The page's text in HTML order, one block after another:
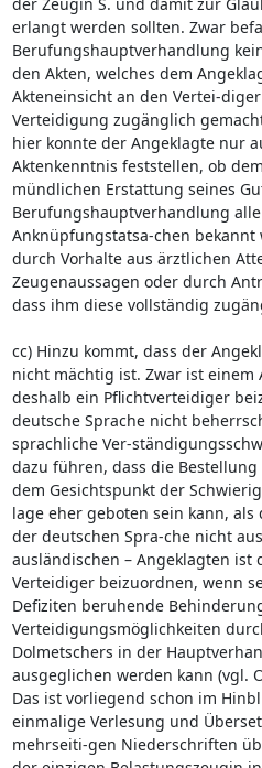
erlangt werden sollten. Zwar
Berufungshauptverhandlung
den Akten, welches dem
Akteneinsicht an den Vertei-
Verteidigung zugänglich
hier konnte der Angeklagte nur
Aktenkenntnis feststellen, ob
mündlichen Erstattung seines
Berufungshauptverhandlung
Anknüpfungstatsa-chen
durch Vorhalte aus ärztlichen
Zeugenaussagen oder durch
dass ihm diese vollständig
cc) Hinzu kommt, dass der
nicht mächtig ist. Zwar ist
deshalb ein Pflichtverteidiger
deutsche Sprache nicht
sprachliche Ver-
dazu führen, dass die
dem Gesichtspunkt der
lage eher geboten sein kann, als
der deutschen Spra-che nicht
ausländischen – Angeklagten ist
Verteidiger beizuordnen, wenn
Defiziten beruhende
Verteidigungsmöglichkeiten
Dolmetschers in der
ausgeglichen werden kann (vgl.
Das ist vorliegend schon im
einmalige Verlesung und
mehrseiti-gen Niederschriften